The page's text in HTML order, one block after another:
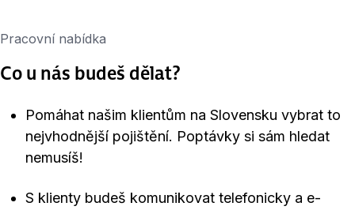
Pracovní nabídka
Co u nás budeš dělat?
Pomáhat našim klientům na Slovensku vybrat to
nejvhodnější pojištění. Poptávky si sám hledat
nemusíš!
S klienty budeš komunikovat telefonicky a e-